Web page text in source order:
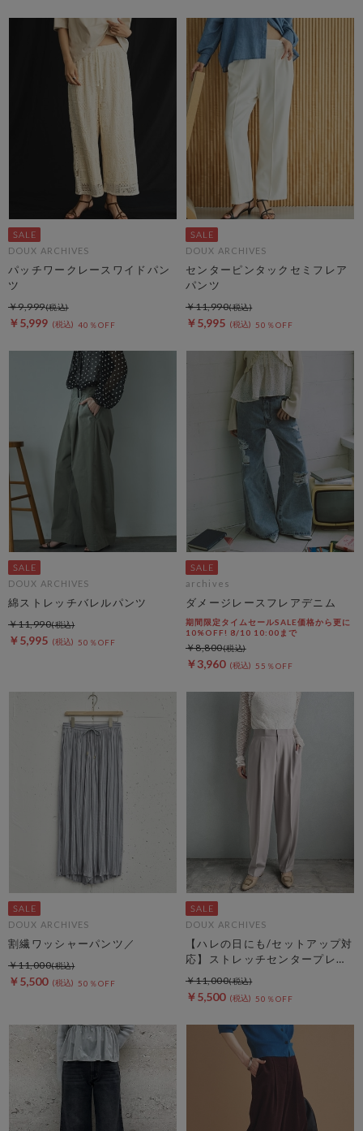
DOUX ARCHIVES
パッチワークレースワイドパン
ツ
￥5,999 40％OFF
￥9,999
DOUX ARCHIVES
センターピンタックセミフレア
パンツ
￥5,995 50％OFF
￥11,990
DOUX ARCHIVES
綿ストレッチバレルパンツ
￥5,995 50％OFF
￥11,990
archives
ダメージレースフレアデニム
期間限定タイムセールSALE価格から更に
10%OFF! 8/10 10:00まで
￥3,960 55％OFF
￥8,800
DOUX ARCHIVES
割繊ワッシャーパンツ／
￥5,500 50％OFF
￥11,000
DOUX ARCHIVES
【ハレの日にも/セットアップ対
応】ストレッチセンタープレス
パンツ
￥5,500 50％OFF
￥11,000